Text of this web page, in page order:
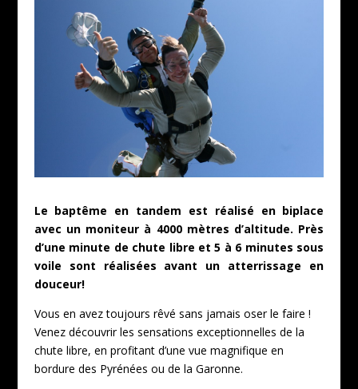
Le baptême en tandem est réalisé en biplace
avec un moniteur à 4000 mètres d’altitude. Près
d’une minute de chute libre et 5 à 6 minutes sous
voile sont réalisées avant un atterrissage en
douceur!
Vous en avez toujours rêvé sans jamais oser le faire !
Venez découvrir les sensations exceptionnelles de la
chute libre, en profitant d’une vue magnifique en
bordure des Pyrénées ou de la Garonne.